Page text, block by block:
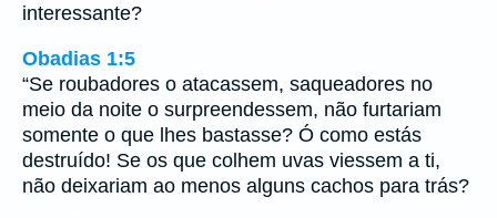
interessante?
Obadias 1:5
“Se roubadores o atacassem, saqueadores no
meio da noite o surpreendessem, não furtariam
somente o que lhes bastasse? Ó como estás
destruído! Se os que colhem uvas viessem a ti,
não deixariam ao menos alguns cachos para trás?